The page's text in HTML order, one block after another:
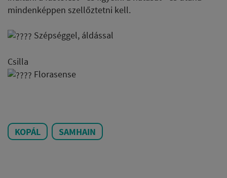
mindenképpen szellőztetni kell.
Szépséggel, áldással
Csilla
Florasense
KOPÁL SAMHAIN